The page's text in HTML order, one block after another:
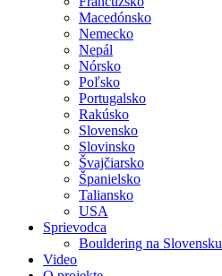
Macedónsko
Nemecko
Nepál
Nórsko
Poľsko
Portugalsko
Rakúsko
Slovensko
Slovinsko
Švajčiarsko
Španielsko
Taliansko
USA
Sprievodca
Bouldering na Slovensku
Video